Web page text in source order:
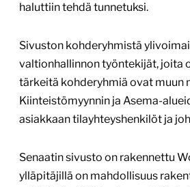
haluttiin tehdä tunnetuksi.
Sivuston kohderyhmistä
valtionhallinnon työntekijät, joita
tärkeitä kohderyhmiä ovat muun
Kiinteistömyynnin ja Asema-
asiakkaan tilayhteyshenkilöt ja
Senaatin sivusto on rakennettu
ylläpitäjillä on mahdollisuus